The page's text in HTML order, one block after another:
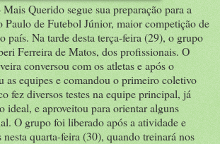
Querido segue sua preparação para a
Paulo de Futebol Júnior, maior competição de
país. Na tarde desta terça-feira (29), o grupo
Ferreira de Matos, dos profissionais. O
conversou com os atletas e após o
as equipes e comandou o primeiro coletivo
fez diversos testes na equipe principal, já
ideal, e aproveitou para orientar alguns
O grupo foi liberado após a atividade e
nesta quarta-feira (30), quando treinará nos